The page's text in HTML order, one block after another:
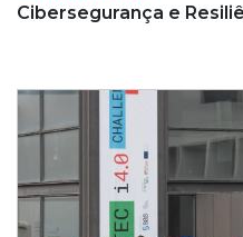
Cibersegurança e